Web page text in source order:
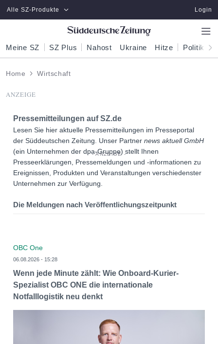
Zum Hauptinhalt springen
Alle SZ-Produkte Login
Meine SZ SZ Plus Nahost Ukraine Hitze Politik
Home Wirtschaft
ANZEIGE
Pressemitteilungen aufSZ.de
Lesen Sie hier aktuelle Pressemitteilungen im Presseportal
der Süddeutschen Zeitung. Unser Partner news aktuell GmbH
(ein Unternehmen der dpa-Gruppe) stellt Ihnen
Presseerklärungen, Pressemeldungen und -informationen zu
Ereignissen, Produkten und Veranstaltungen verschiedenster
Unternehmen zur Verfügung.
Die Meldungen nach Veröffentlichungszeitpunkt
OBC One
06.08.2026 - 15:28
Wenn jede Minute zählt: Wie Onboard-Kurier-
Spezialist OBC ONE die internationale
Notfalllogistik neu denkt